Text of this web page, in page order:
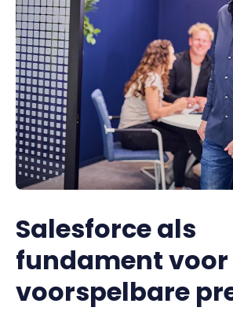
Salesforce als
fundament voor
voorspelbare